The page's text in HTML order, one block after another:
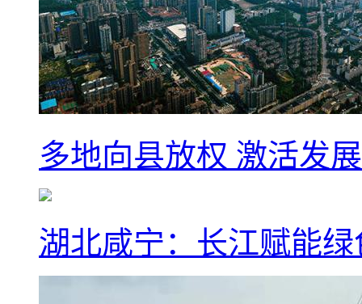
多地向县放权 激活发
湖北咸宁：长江赋能